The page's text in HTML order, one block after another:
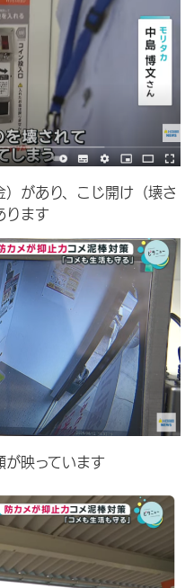
があり、こじ開け（壊さ
ります
映っています